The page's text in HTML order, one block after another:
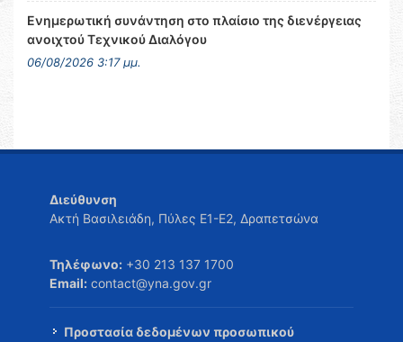
Ενημερωτική συνάντηση στο πλαίσιο της διενέργειας
ανοιχτού Τεχνικού Διαλόγου
06/08/2026 3:17 μμ.
Διεύθυνση
Ακτή Βασιλειάδη, Πύλες Ε1-Ε2, Δραπετσώνα
Τηλέφωνο: +30 213 137 1700
Email: contact@yna.gov.gr
Προστασία δεδομένων προσωπικού